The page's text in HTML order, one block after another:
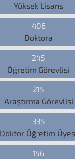
Yüksek Lisans
406
Doktora
245
Öğretim Görevlisi
215
Araştırma Görevlisi
335
Doktor Öğretim
156